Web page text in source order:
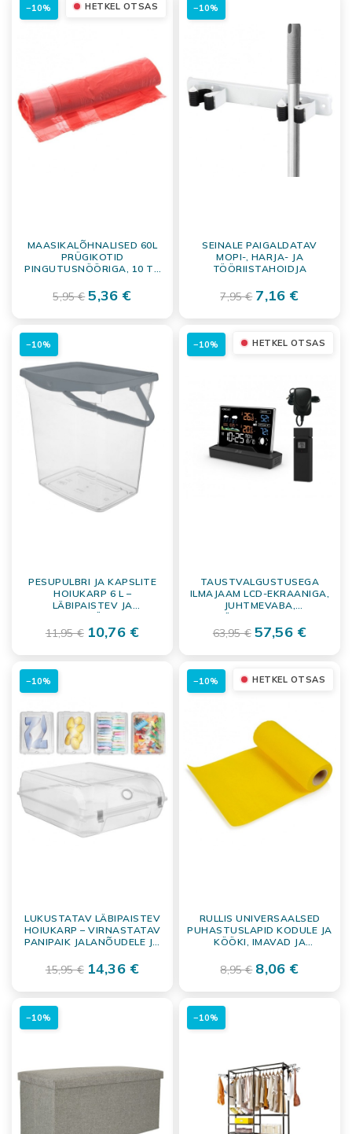
HETKEL OTSAS
MAASIKALÕHNALISED 60L
PRÜGIKOTID
PINGUTUSNÖÖRIGA, 10 TK
5,95 € 5,36 €
−10%
SEINALE PAIGALDATAV
MOPI-, HARJA- JA
TÖÖRIISTAHOIDJA
7,95 € 7,16 €
−10%
PESUPULBRI JA KAPSLITE
HOIUKARP 6 L –
LÄBIPAISTEV JA
SÄILITUSANUM
11,95 € 10,76 €
−10% HETKEL OTSAS
TAUSTVALGUSTUSEGA
ILMAJAAM LCD-EKRAANIGA,
JUHTMEVABA,
VÄLISANDURIGA,
TERMOMEETER,
BAROMEETER, KELL
63,95 € 57,56 €
−10%
LUKUSTATAV LÄBIPAISTEV
HOIUKARP – VIRNASTATAV
PANIPAIK JALANÕUDELE JA
15,95 € 14,36 €
−10% HETKEL OTSAS
RULLIS UNIVERSAALSED
PUHASTUSLAPID KODULE JA
KÖÖKI, IMAVAD JA
8,95 € 8,06 €
−10%
−10% −10%